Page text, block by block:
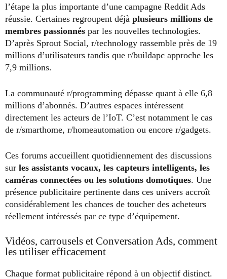
l’étape la plus importante d’une campagne Reddit Ads
réussie. Certaines regroupent déjà plusieurs millions de
membres passionnés par les nouvelles technologies.
D’après Sprout Social, r/technology rassemble près de 19
millions d’utilisateurs tandis que r/buildapc approche les
7,9 millions.
La communauté r/programming dépasse quant à elle 6,8
millions d’abonnés. D’autres espaces intéressent
directement les acteurs de l’IoT. C’est notamment le cas
de r/smarthome, r/homeautomation ou encore r/gadgets.
Ces forums accueillent quotidiennement des discussions
sur les assistants vocaux, les capteurs intelligents, les
caméras connectées ou les solutions domotiques. Une
présence publicitaire pertinente dans ces univers accroît
considérablement les chances de toucher des acheteurs
réellement intéressés par ce type d’équipement.
Vidéos, carrousels et Conversation Ads, comment
les utiliser efficacement
Chaque format publicitaire répond à un objectif distinct.